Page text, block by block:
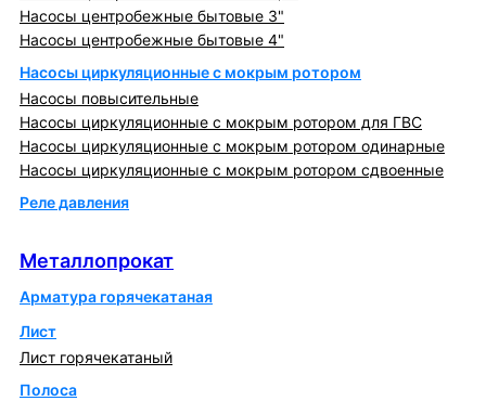
Насосы центробежные бытовые 3"
Насосы центробежные бытовые 4"
Насосы циркуляционные с мокрым ротором
Насосы повысительные
Насосы циркуляционные с мокрым ротором для ГВС
Насосы циркуляционные с мокрым ротором одинарные
Насосы циркуляционные с мокрым ротором сдвоенные
Реле давления
Металлопрокат
Арматура горячекатаная
Лист
Лист горячекатаный
Полоса